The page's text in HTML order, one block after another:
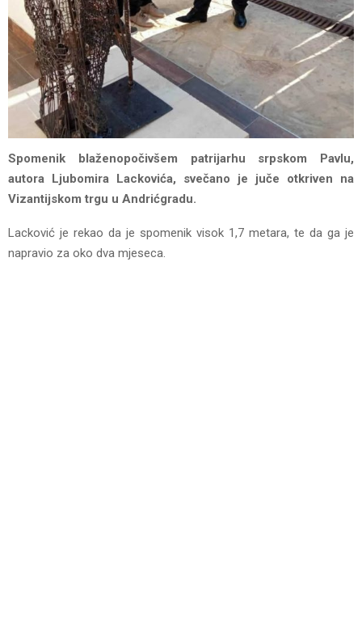
Spomenik blaženopočivšem patrijarhu srpskom Pavlu,
autora Ljubomira Lackovića, svečano je juče otkriven na
Vizantijskom trgu u Andrićgradu.
Lacković je rekao da je spomenik visok 1,7 metara, te da ga je
napravio za oko dva mjeseca.